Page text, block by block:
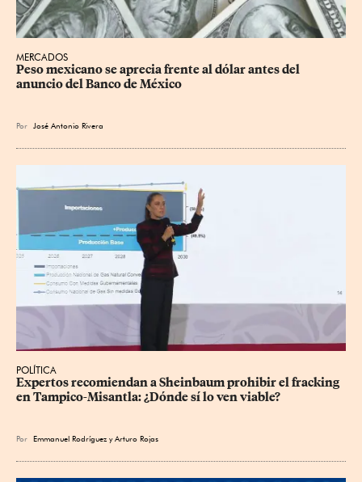
MERCADOS
Peso mexicano se aprecia frente al dólar antes del
anuncio del Banco de México
Por José Antonio Rivera
POLÍTICA
Expertos recomiendan a Sheinbaum prohibir el fracking
en Tampico-Misantla: ¿Dónde sí lo ven viable?
Por Emmanuel Rodríguez yArturo Rojas